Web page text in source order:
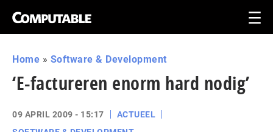
Home » Software & Development
‘E-factureren enorm hard nodig’
09 APRIL 2009 - 15:17
ACTUEEL